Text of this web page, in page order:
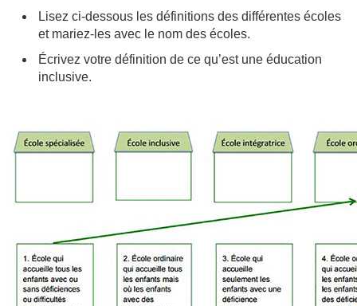
Lisez ci-dessous les définitions des différentes écoles
et mariez-les avec le nom des écoles.
Écrivez votre définition de ce qu’est une éducation
inclusive.